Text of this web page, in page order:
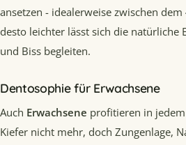
ansetzen - idealerweise zwischen
desto leichter lässt sich die natürliche
und Biss begleiten.
Dentosophie für Erwachsene
Auch Erwachsene profitieren in
Kiefer nicht mehr, doch Zungenlage,